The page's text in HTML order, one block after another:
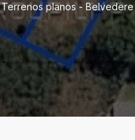
Terrenos planos - Belvedere